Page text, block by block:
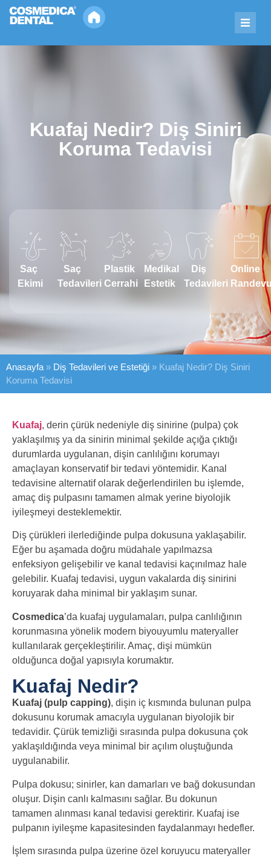
Saç
Ekimi
Saç
Tedavileri
Plastik
Cerrahi
Medikal
Estetik
Diş
Tedavileri
Online
Kuafaj Nedir? Diş Siniri
Koruma Tedavisi
Anasayfa » Diş Tedavileri ve Estetiği » Kuafaj Nedir? Diş Siniri
Koruma Tedavisi
Kuafaj, derin çürük nedeniyle diş sinirine (pulpa) çok
yaklaşılmış ya da sinirin minimal şekilde açığa çıktığı
durumlarda uygulanan, dişin canlılığını korumayı
amaçlayan konservatif bir tedavi yöntemidir. Kanal
tedavisine alternatif olarak değerlendirilen bu işlemde,
amaç diş pulpasını tamamen almak yerine biyolojik
iyileşmeyi desteklemektir.
Diş çürükleri ilerlediğinde pulpa dokusuna yaklaşabilir.
Eğer bu aşamada doğru müdahale yapılmazsa
enfeksiyon gelişebilir ve kanal tedavisi kaçınılmaz hale
gelebilir. Kuafaj tedavisi, uygun vakalarda diş sinirini
koruyarak daha minimal bir yaklaşım sunar.
Cosmedica’da kuafaj uygulamaları, pulpa canlılığının
korunmasına yönelik modern biyouyumlu materyaller
kullanılarak gerçekleştirilir. Amaç, dişi mümkün
olduğunca doğal yapısıyla korumaktır.
Kuafaj Nedir?
Kuafaj (pulp capping), dişin iç kısmında bulunan pulpa
dokusunu korumak amacıyla uygulanan biyolojik bir
tedavidir. Çürük temizliği sırasında pulpa dokusuna çok
yaklaşıldığında veya minimal bir açılım oluştuğunda
uygulanabilir.
Pulpa dokusu; sinirler, kan damarları ve bağ dokusundan
oluşur. Dişin canlı kalmasını sağlar. Bu dokunun
tamamen alınması kanal tedavisi gerektirir. Kuafaj ise
pulpanın iyileşme kapasitesinden faydalanmayı hedefler.
İşlem sırasında pulpa üzerine özel koruyucu materyaller